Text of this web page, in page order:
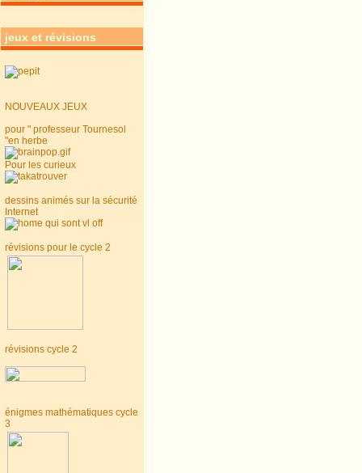
jeux et révisions
NOUVEAUX JEUX
pour " professeur Tournesol
"en herbe
Pour les curieux
dessins animés sur la sécurité
Internet
révisions pour le cycle 2
révisions cycle 2
énigmes mathématiques cycle
3